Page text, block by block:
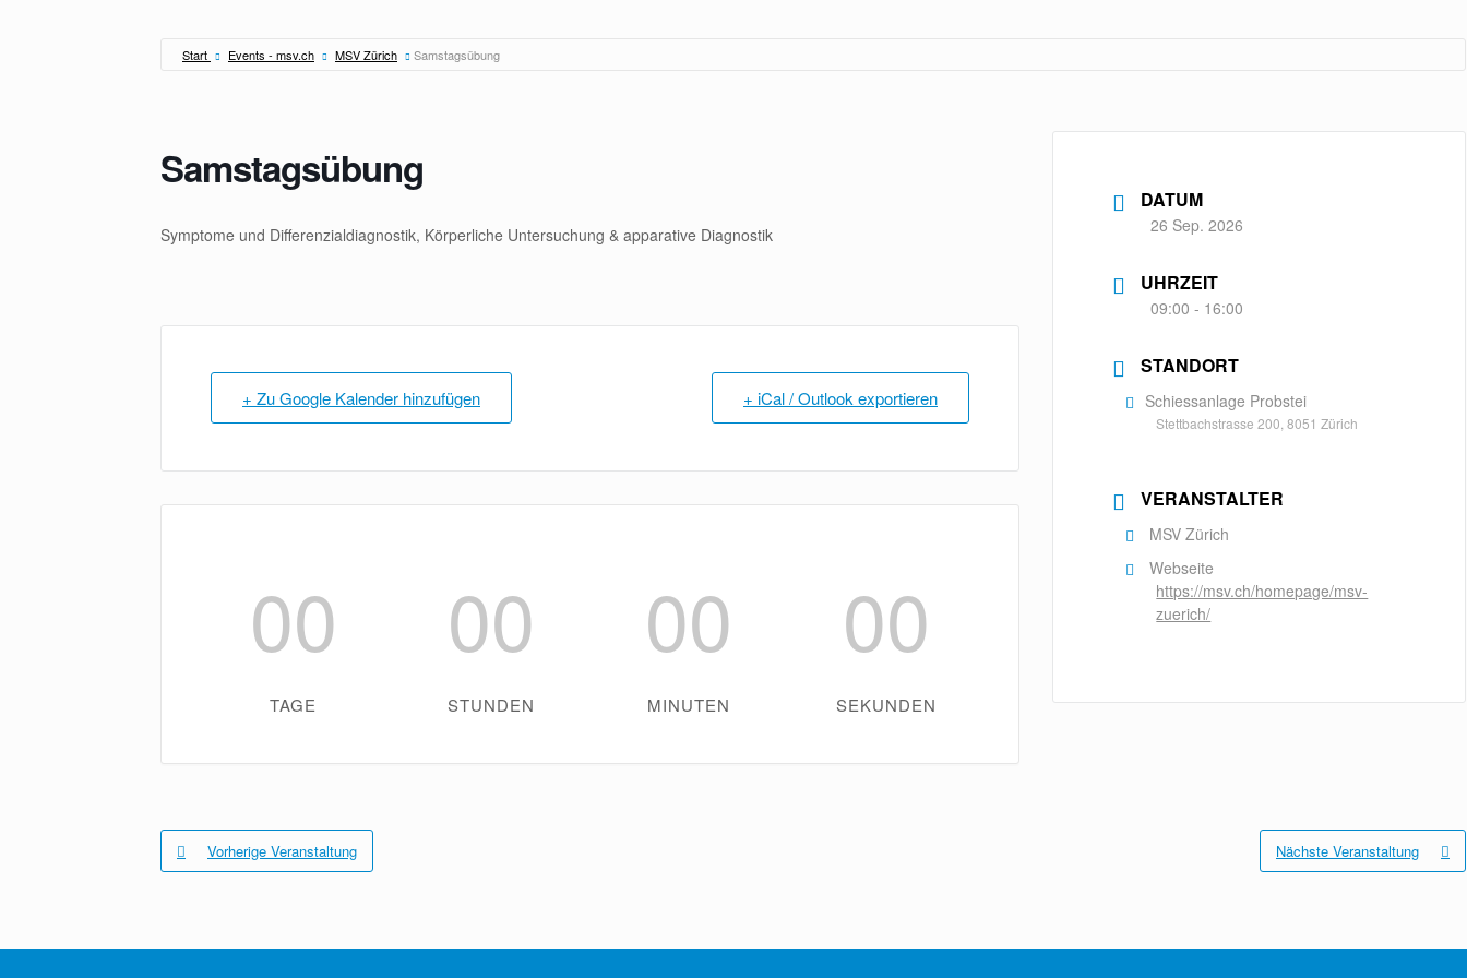
Start Events - msv.ch MSV Zürich Samstagsübung
Samstagsübung
Symptome und Differenzialdiagnostik, Körperliche Untersuchung & apparative Diagnostik
+ Zu Google Kalender hinzufügen + iCal / Outlook exportieren
00
TAGE
00
STUNDEN
00
MINUTEN
00
SEKUNDEN
DATUM
26 Sep. 2026
UHRZEIT
09:00 - 16:00
STANDORT
Schiessanlage Probstei
Stettbachstrasse 200, 8051 Zürich
VERANSTALTER
MSV Zürich
Webseite
https://msv.ch/homepage/msv-
zuerich/
Vorherige Veranstaltung Nächste Veranstaltung